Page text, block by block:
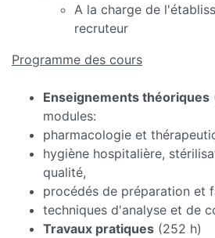
A la charge de
recruteur
Programme des cours
Enseignements théoriques
modules:
pharmacologie et
hygiène hospitalière,
qualité,
procédés de préparation et
techniques d'analyse et de
Travaux pratiques (252 h)